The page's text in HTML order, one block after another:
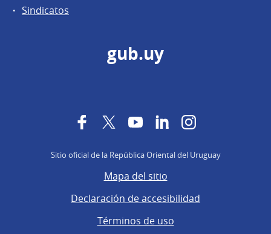
Sindicatos
gub.uy
FacebookTwitterYouTubeLinkedInInstagram
Sitio oficial de la República Oriental del Uruguay
Mapa del sitio
Declaración de accesibilidad
Términos de uso